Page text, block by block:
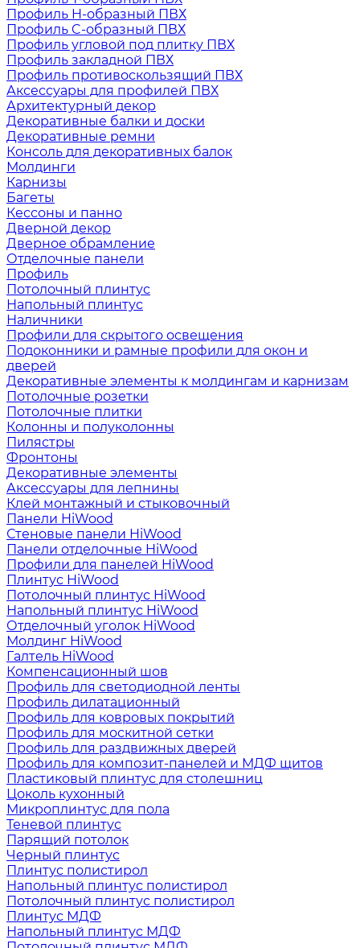
Профиль H-образный ПВХ
Профиль C-образный ПВХ
Профиль угловой под плитку ПВХ
Профиль закладной ПВХ
Профиль противоскользящий ПВХ
Аксессуары для профилей ПВХ
Архитектурный декор
Декоративные балки и доски
Декоративные ремни
Консоль для декоративных балок
Молдинги
Карнизы
Багеты
Кессоны и панно
Дверной декор
Дверное обрамление
Отделочные панели
Профиль
Потолочный плинтус
Напольный плинтус
Наличники
Профили для скрытого освещения
Подоконники и рамные профили для окон и
дверей
Декоративные элементы к молдингам и карнизам
Потолочные розетки
Потолочные плитки
Колонны и полуколонны
Пилястры
Фронтоны
Декоративные элементы
Аксессуары для лепнины
Клей монтажный и стыковочный
Панели HiWood
Стеновые панели HiWood
Панели отделочные HiWood
Профили для панелей HiWood
Плинтус HiWood
Потолочный плинтус HiWood
Напольный плинтус HiWood
Отделочный уголок HiWood
Молдинг HiWood
Галтель HiWood
Компенсационный шов
Профиль для светодиодной ленты
Профиль дилатационный
Профиль для ковровых покрытий
Профиль для москитной сетки
Профиль для раздвижных дверей
Профиль для композит-панелей и МДФ щитов
Пластиковый плинтус для столешниц
Цоколь кухонный
Микроплинтус для пола
Теневой плинтус
Парящий потолок
Черный плинтус
Плинтус полистирол
Напольный плинтус полистирол
Потолочный плинтус полистирол
Плинтус МДФ
Напольный плинтус МДФ